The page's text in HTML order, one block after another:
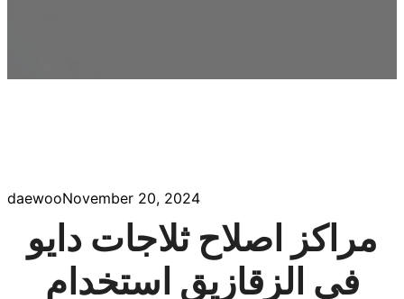
daewooNovember 20, 2024
مراكز اصلاح ثلاجات دايو
في الزقازيق استخدام